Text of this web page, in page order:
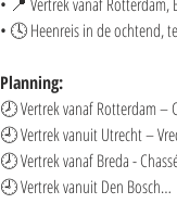
• 🕓 Heenreis in de ochtend,
Planning:
🕗 Vertrek vanaf Rotterdam –
🕘 Vertrek vanuit Utrecht –
🕗 Vertrek vanaf Breda -
🕘 Vertrek vanuit Den Bosch…